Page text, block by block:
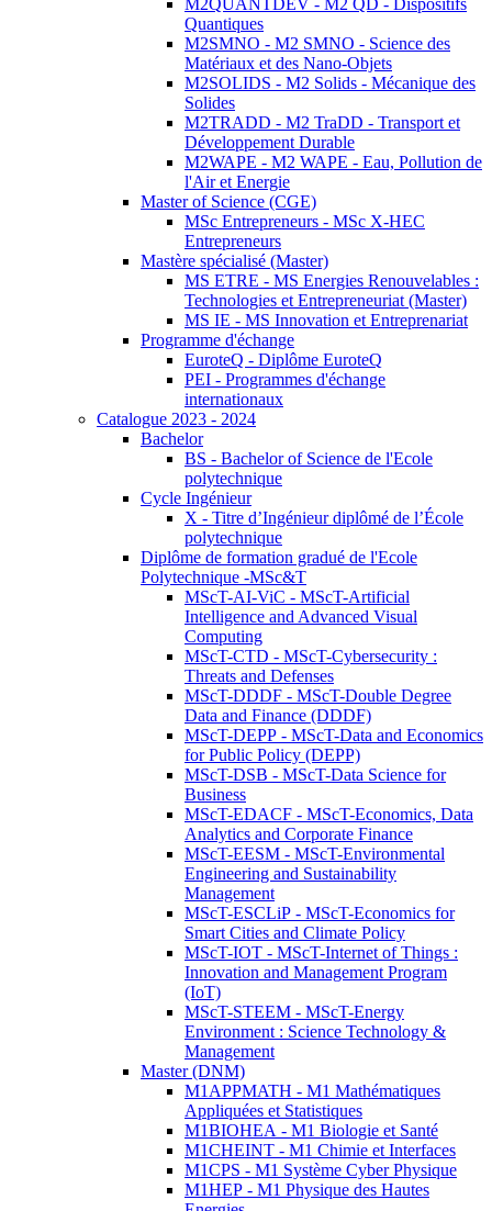
M2QUANTDEV - M2 QD - Dispositifs
Quantiques
M2SMNO - M2 SMNO - Science des
Matériaux et des Nano-Objets
M2SOLIDS - M2 Solids - Mécanique des
Solides
M2TRADD - M2 TraDD - Transport et
Développement Durable
M2WAPE - M2 WAPE - Eau, Pollution de
l'Air et Energie
Master of Science (CGE)
MSc Entrepreneurs - MSc X-HEC
Entrepreneurs
Mastère spécialisé (Master)
MS ETRE - MS Energies Renouvelables :
Technologies et Entrepreneuriat (Master)
MS IE - MS Innovation et Entreprenariat
Programme d'échange
EuroteQ - Diplôme EuroteQ
PEI - Programmes d'échange
internationaux
Catalogue 2023 - 2024
Bachelor
BS - Bachelor of Science de l'Ecole
polytechnique
Cycle Ingénieur
X - Titre d’Ingénieur diplômé de l’École
polytechnique
Diplôme de formation gradué de l'Ecole
Polytechnique -MSc&T
MScT-AI-ViC - MScT-Artificial
Intelligence and Advanced Visual
Computing
MScT-CTD - MScT-Cybersecurity :
Threats and Defenses
MScT-DDDF - MScT-Double Degree
Data and Finance (DDDF)
MScT-DEPP - MScT-Data and Economics
for Public Policy (DEPP)
MScT-DSB - MScT-Data Science for
Business
MScT-EDACF - MScT-Economics, Data
Analytics and Corporate Finance
MScT-EESM - MScT-Environmental
Engineering and Sustainability
Management
MScT-ESCLiP - MScT-Economics for
Smart Cities and Climate Policy
MScT-IOT - MScT-Internet of Things :
Innovation and Management Program
(IoT)
MScT-STEEM - MScT-Energy
Environment : Science Technology &
Management
Master (DNM)
M1APPMATH - M1 Mathématiques
Appliquées et Statistiques
M1BIOHEA - M1 Biologie et Santé
M1CHEINT - M1 Chimie et Interfaces
M1CPS - M1 Système Cyber Physique
M1HEP - M1 Physique des Hautes